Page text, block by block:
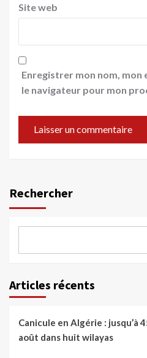
Site web
Enregistrer mon nom, mon
le navigateur pour mon
Rechercher
Articles récents
Canicule en Algérie : jusqu’à
août dans huit wilayas